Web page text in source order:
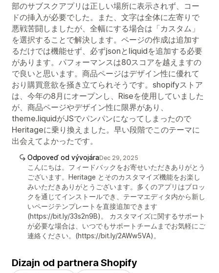
部のサブスクアプリは正しい場所に表示されず、コー
ドの挿入が必要でした。また、文字は全体に左寄りで
悪戦苦闘しましたが、全幅にする場合は「カスタム」
を選択することで解決します。ページの作成は追加す
るだけでは機能せず、必ずjsonとliquidを追加する必要
があります。パフォーマンスは80スコアを越えますの
で良いと思います。商品ページはデザイン性に優れて
おり購買意欲を掻き立てられそうです。shopifyストア
は、今年の8月にオープンし、Riseを使用していました
が、商品ページやデザイン性に限界があり、
theme.liquidがJSでパンパンになってしまったので
Heritageに乗り換えました。早い段階でこのテーマに
出会えてよかったです。
Odpoveď od vývojáraDec 29, 2025
こんにちは。フィードバックをお寄せいただきありがとう
ございます。Heritage とそのカスタマイズ機能をお楽し
みいただきありがとうございます。多くのアプリはブロッ
クを通じてインストールでき、テーマエディタ内から新し
いページテンプレートを直接追加できます
(https://bit.ly/33s2n9B)。 カスタマイズに関するサポート
が必要な場合は、いつでもサポートチームまでお気軽にご
連絡ください。(https://bit.ly/2AWw5VA)。
Dizajn od partnera Shopify